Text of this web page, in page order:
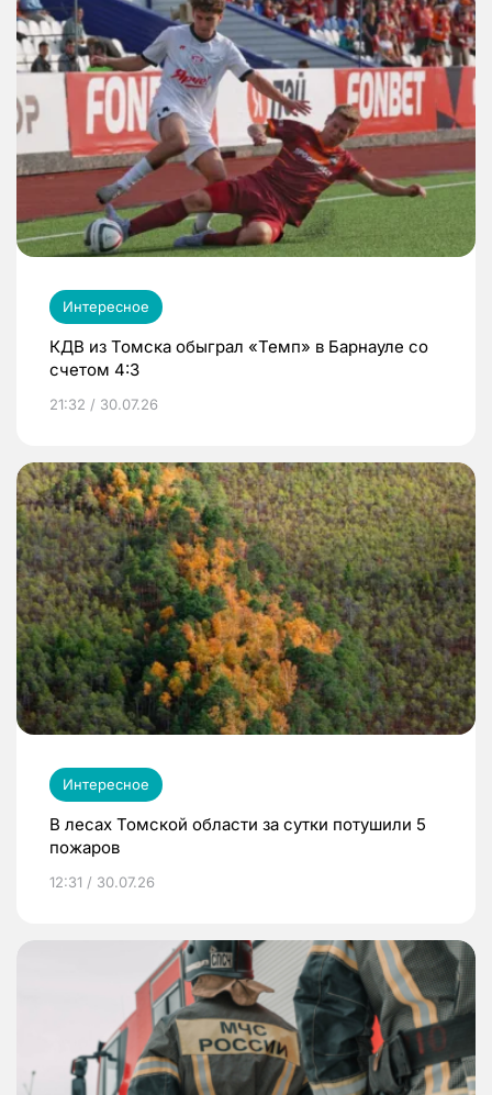
Интересное
КДВ из Томска обыграл «Темп» в Барнауле со
счетом 4:3
21:32 / 30.07.26
Интересное
В лесах Томской области за сутки потушили 5
пожаров
12:31 / 30.07.26